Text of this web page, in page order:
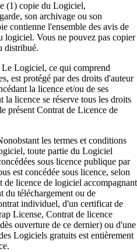
(1) copie du Logiciel,
son archivage ou son
contienne l'ensemble des avis de
Vous ne pouvez pas copier
distribué.
Logiciel, ce qui comprend
est protégé par des droits d'auteur
la licence et/ou de ses
la licence se réserve tous les droits
présent Contrat de Licence de
les termes et conditions
toute partie du Logiciel
sous licence publique par
est concédée sous licence, selon
de licence de logiciel accompagnant
du téléchargement ou de
individuel, d'un certificat de
License, Contrat de licence
ouverture de ce dernier) ou d'une
Logiciels gratuits est entièrement